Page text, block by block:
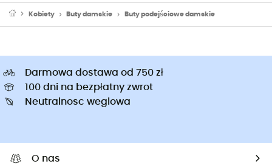
Kobiety Buty damskie Buty podejściowe damskie
Darmowa dostawa od 750 zł
100 dni na bezpłatny zwrot
Neutralnosc weglowa
O nas